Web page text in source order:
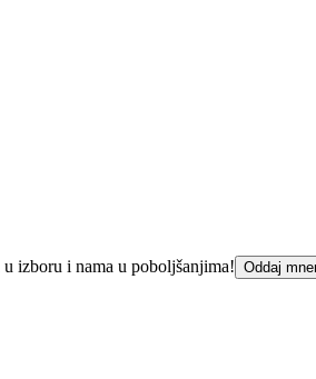
izboru i nama u poboljšanjima! Oddaj